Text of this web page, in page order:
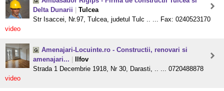
Delta Dunarii
Tulcea
Str Isaccei, Nr.97, Tulcea, judetul Tulc .. ... Fax: 0240523170
video
Amenajari-Locuinte.ro - Constructii, renovari si
amenajari...
Ilfov
Strada 1 Decembrie 1918, Nr 30, Darasti, .. ... 0720488878
video